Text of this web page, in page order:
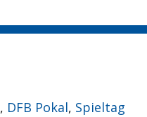
, DFB Pokal, Spieltag